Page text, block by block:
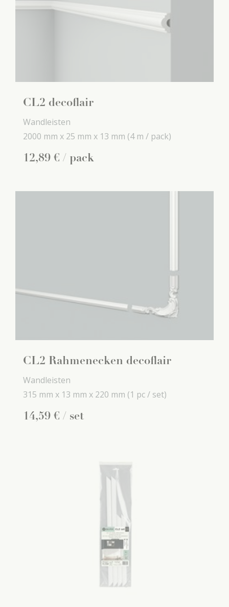
CL2 decoflair
Wandleisten
2000 mm x 25 mm x 13 mm (4 m / pack)
12,89 € / pack
CL2 Rahmenecken decoflair
Wandleisten
315 mm x 13 mm x 220 mm (1 pc / set)
14,59 € / set